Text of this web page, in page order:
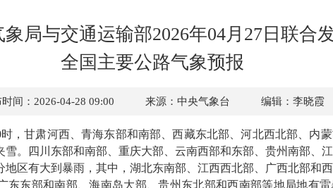
象局与交通运输部2026年04月27日联合
全国主要公路气象预报
时间：2026-04-28 09:00 来源：中央气象台 编辑：李晓霞
甘肃河西、青海东部和南部、西藏东北部、河北西北部、内
雪。四川东部和南部、重庆大部、云南西部和东部、贵州南部、
地区有大到暴雨，其中，湖北东南部、江西西北部、广西北部和
东东部和南部、海南岛大部、贵州东北部和西南部等地局地有